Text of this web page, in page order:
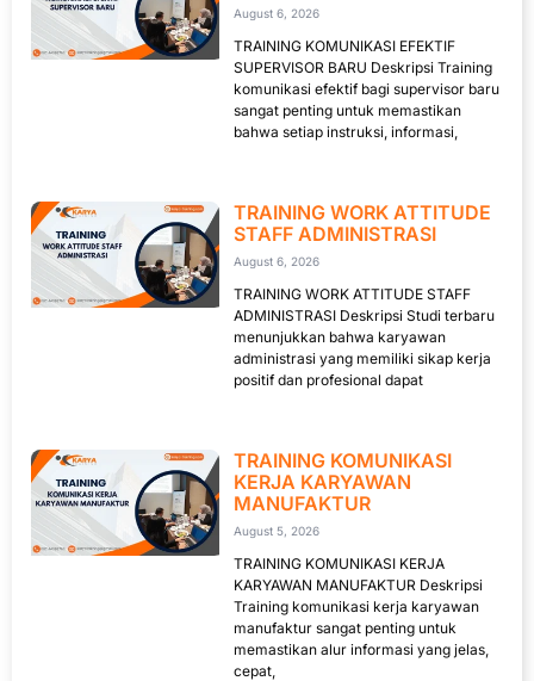
August 6, 2026
TRAINING KOMUNIKASI EFEKTIF
SUPERVISOR BARU Deskripsi Training
komunikasi efektif bagi supervisor baru
sangat penting untuk memastikan
bahwa setiap instruksi, informasi,
TRAINING WORK ATTITUDE
STAFF ADMINISTRASI
August 6, 2026
TRAINING WORK ATTITUDE STAFF
ADMINISTRASI Deskripsi Studi terbaru
menunjukkan bahwa karyawan
administrasi yang memiliki sikap kerja
positif dan profesional dapat
TRAINING KOMUNIKASI
KERJA KARYAWAN
MANUFAKTUR
August 5, 2026
TRAINING KOMUNIKASI KERJA
KARYAWAN MANUFAKTUR Deskripsi
Training komunikasi kerja karyawan
manufaktur sangat penting untuk
memastikan alur informasi yang jelas,
cepat,